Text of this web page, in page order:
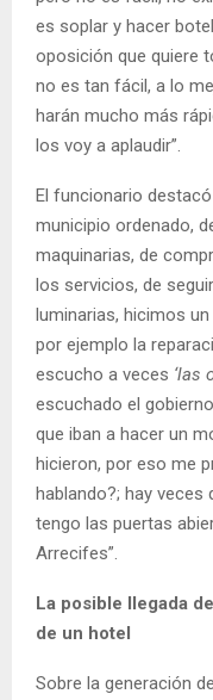
es soplar y hacer
oposición que quiere
no es tan fácil, a lo
harán mucho más
los voy a aplaudir”.
El funcionario
municipio ordenado,
maquinarias, de
los servicios, de
luminarias, hicimos
por ejemplo la
escucho a veces ‘las
escuchado el
que iban a hacer un
hicieron, por eso me
hablando?; hay veces
tengo las puertas
Arrecifes”.
La posible llegada
de un hotel
Sobre la generación